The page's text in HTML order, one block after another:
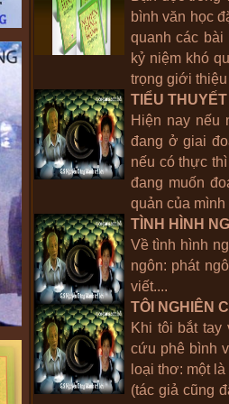
bình văn học
quanh các
kỷ niệm khó
trọng giới
TIỂU
Hiện nay nếu
đang ở giai
nếu có thực
đang muốn
quản của mình
TÌNH HÌNH
Về tình hình
ngôn: phát
viết....
TÔI NGHIÊN
Khi tôi bắt tay
cứu phê bình
loại thơ: một
(tác giả cũng